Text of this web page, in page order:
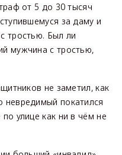
от 5 до 30 тысяч
за даму и
тростью. Был ли
мужчина с тростью,
не заметил, как
невредимый покатился
улице как ни в чём не